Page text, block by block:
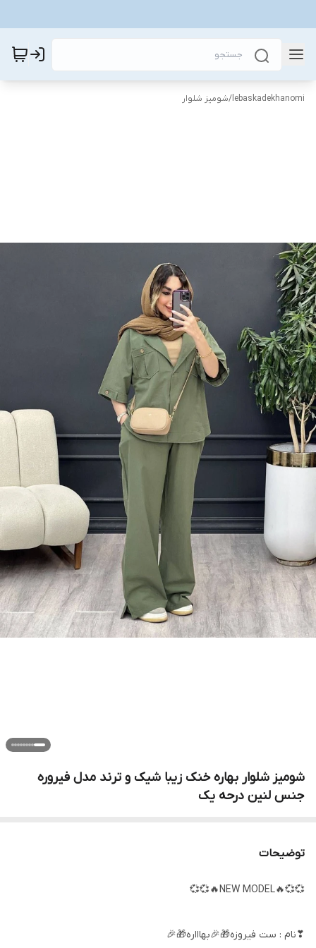
lebaskadekhanomi
/شومیز شلوار
شومیز شلوار بهاره خنک زیبا شیک و ترند مدل فیروره
جنس لنین درحه یک
توضیحات
💞💞🔥NEW MODEL🔥💞💞
❣نام : ست فیروزه🎁🎉بهاااره🎁🎉